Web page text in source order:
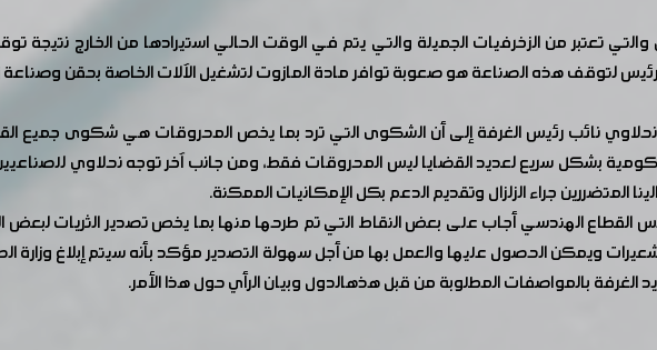
والتي تعتبر من الزخرفيات الجميلة والتي يتم في الوقت الحالي استيرادها من الخارج
لتوقف هذه الصناعة هو صعوبة توافر مادة المازوت لتشغيل الآلات الخاصة بحقن وصناعة
نحلاوي نائب رئيس الغرفة إلى أن الشكوى التي ترد بما يخص المحروقات هي شكوى
بشكل سريع لعديد القضايا ليس المحروقات فقط، ومن جانب آخر توجه نحلاوي
المتضررين جراء الزلزال وتقديم الدعم بكل الإمكانيات الممكنة.
القطاع الهندسي أجاب على بعض النقاط التي تم طرحها منها بما يخص تصدير الثريات
ويمكن الحصول عليها والعمل بها من أجل سهولة التصدير مؤكد بأنه سيتم إبلاغ وزارة
الغرفة بالمواصفات المطلوبة من قبل هذهالدول وبيان الرأي حول هذا الأمر.